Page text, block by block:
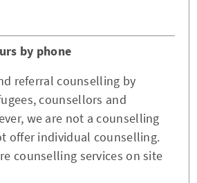
by phone
referral counselling by
counsellors and
we are not a counselling
offer individual counselling.
counselling services on site